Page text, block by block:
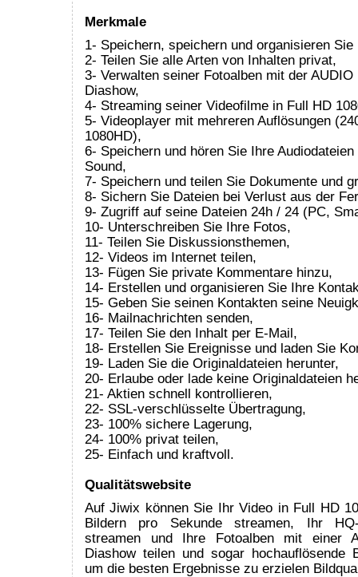
Merkmale
1- Speichern, speichern und organisieren Sie
2- Teilen Sie alle Arten von Inhalten privat,
3- Verwalten seiner Fotoalben mit der AUDIO
Diashow,
4- Streaming seiner Videofilme in Full HD
5- Videoplayer mit mehreren Auflösungen
1080HD),
6- Speichern und hören Sie Ihre
Sound,
7- Speichern und teilen Sie Dokumente und
8- Sichern Sie Dateien bei Verlust aus der
9- Zugriff auf seine Dateien 24h / 24 (PC,
10- Unterschreiben Sie Ihre Fotos,
11- Teilen Sie Diskussionsthemen,
12- Videos im Internet teilen,
13- Fügen Sie private Kommentare hinzu,
14- Erstellen und organisieren Sie Ihre
15- Geben Sie seinen Kontakten seine
16- Mailnachrichten senden,
17- Teilen Sie den Inhalt per E-Mail,
18- Erstellen Sie Ereignisse und laden Sie
19- Laden Sie die Originaldateien herunter,
20- Erlaube oder lade keine Originaldateien
21- Aktien schnell kontrollieren,
22- SSL-verschlüsselte Übertragung,
23- 100% sichere Lagerung,
24- 100% privat teilen,
25- Einfach und kraftvoll.
Qualitätswebsite
Auf Jiwix können Sie Ihr Video in Full HD
Bildern pro Sekunde streamen, Ihr HQ-
streamen und Ihre Fotoalben mit einer
Diashow teilen und sogar hochauflösende
um die besten Ergebnisse zu erzielen